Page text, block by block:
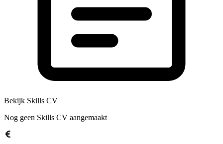
Bekijk Skills CV
Nog geen Skills CV aangemaakt